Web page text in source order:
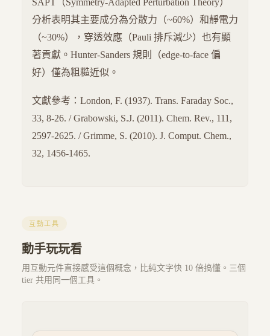
SAPT（Symmetry-Adapted Perturbation Theory）
分析表明其主要成分為分散力（~60%）和靜電力
（~30%），穿透效應（Pauli 排斥減少）也有顯
著貢獻。Hunter-Sanders 規則（edge-to-face 偏
好）僅為粗糙近似。
文獻參考：London, F. (1937). Trans. Faraday Soc.,
33, 8-26. / Grabowski, S.J. (2011). Chem. Rev., 111,
2597-2625. / Grimme, S. (2010). J. Comput. Chem.,
32, 1456-1465.
互動工具
動手玩玩看
用互動元件直接感受這個概念，比純文字快 10 倍搞懂。三個
tier 共用同一個工具。